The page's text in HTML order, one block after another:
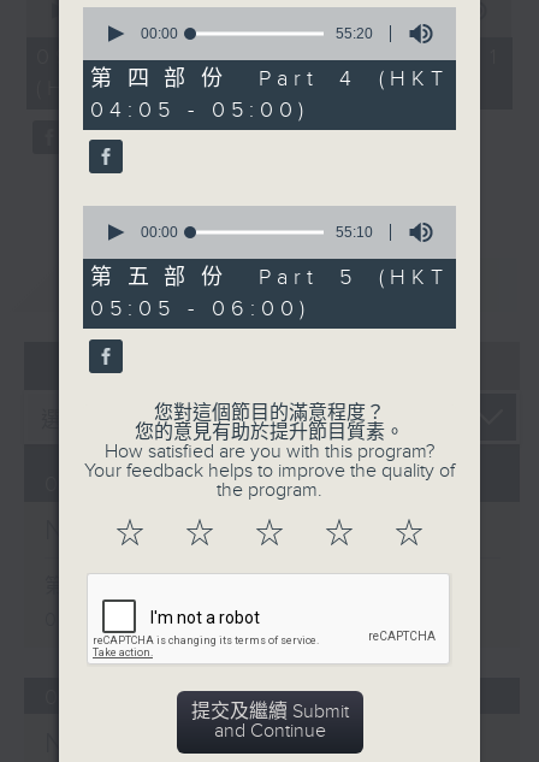
seconds
minutes,
seconds
00:00 54:59
09/08/2026 - 第一部份 Part 1
(HKT 01:05 - 02:00)
重溫 CATCHUP
07 - 08
09/08/2026
Night Music on Radio 3
08/08/2026
Night Music on Radio 3
seconds
55
minutes,
20
seconds
00:00 55:20
第四部份 Part 4 (HKT
04:05 - 05:00)
seconds
55
minutes,
10
seconds
00:00 55:10
第五部份 Part 5 (HKT
05:05 - 06:00)
您對這個節目的滿意程度？
您的意見有助於提升節目質素。
How satisfied are you with this program?
Your feedback helps to improve the quality of
the program.
☆ ☆ ☆ ☆ ☆
提交及繼續 Submit
and Continue